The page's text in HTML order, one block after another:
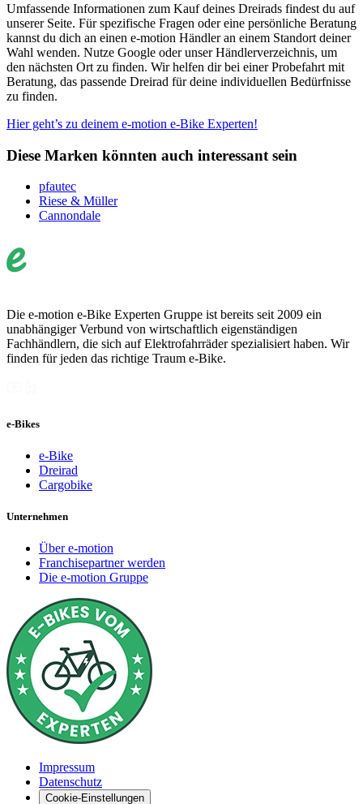
Umfassende Informationen zum Kauf deines Dreirads findest du auf
unserer Seite. Für spezifische Fragen oder eine persönliche Beratung
kannst du dich an einen e-motion Händler an einem Standort deiner
Wahl wenden. Nutze Google oder unser Händlerverzeichnis, um
den nächsten Ort zu finden. Wir helfen dir bei einer Probefahrt mit
Beratung, das passende Dreirad für deine individuellen Bedürfnisse
zu finden.
Hier geht’s zu deinem e-motion e-Bike Experten!
Diese Marken könnten auch interessant sein
pfautec
Riese & Müller
Cannondale
Die e-motion e-Bike Experten Gruppe ist bereits seit 2009 ein
unabhängiger Verbund von wirtschaftlich eigenständigen
Fachhändlern, die sich auf Elektrofahrräder spezialisiert haben. Wir
finden für jeden das richtige Traum e-Bike.
e-Bikes
e-Bike
Dreirad
Cargobike
Unternehmen
Über e-motion
Franchisepartner werden
Die e-motion Gruppe
Impressum
Datenschutz
Cookie-Einstellungen